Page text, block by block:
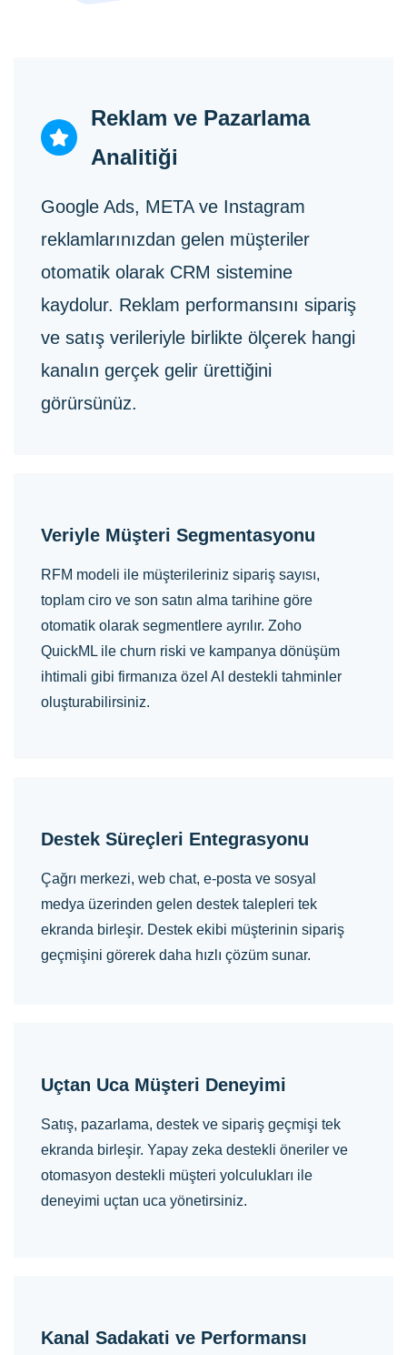
Reklam ve Pazarlama
Analitiği
Google Ads, META ve Instagram
reklamlarınızdan gelen müşteriler
otomatik olarak CRM sistemine
kaydolur. Reklam performansını sipariş
ve satış verileriyle birlikte ölçerek hangi
kanalın gerçek gelir ürettiğini
görürsünüz.
Veriyle Müşteri Segmentasyonu
RFM modeli ile müşterileriniz sipariş sayısı,
toplam ciro ve son satın alma tarihine göre
otomatik olarak segmentlere ayrılır. Zoho
QuickML ile churn riski ve kampanya dönüşüm
ihtimali gibi firmanıza özel AI destekli tahminler
oluşturabilirsiniz.
Destek Süreçleri Entegrasyonu
Çağrı merkezi, web chat, e-posta ve sosyal
medya üzerinden gelen destek talepleri tek
ekranda birleşir. Destek ekibi müşterinin sipariş
geçmişini görerek daha hızlı çözüm sunar.
Uçtan Uca Müşteri Deneyimi
Satış, pazarlama, destek ve sipariş geçmişi tek
ekranda birleşir. Yapay zeka destekli öneriler ve
otomasyon destekli müşteri yolculukları ile
deneyimi uçtan uca yönetirsiniz.
Kanal Sadakati ve Performansı